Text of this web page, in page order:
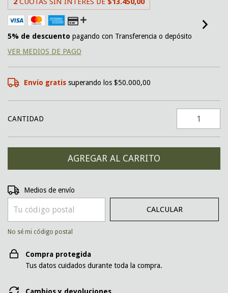
5% de descuento pagando con Transferencia o depósito
VER MEDIOS DE PAGO
Envío gratis superando los$50.000,00
CANTIDAD
Entregas para el CP:
Medios de envío
CALCULAR
No sé mi código postal
Compra protegida
Tus datos cuidados durante toda la compra.